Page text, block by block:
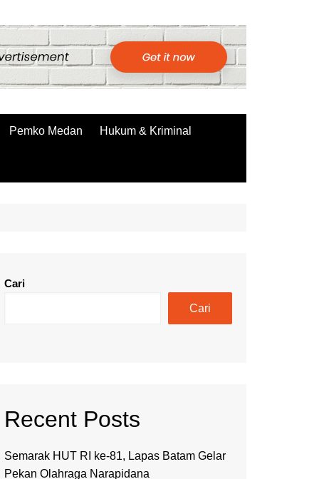
Pemko Medan Hukum & Kriminal
Cari
Cari
Recent Posts
Semarak HUT RI ke-81, Lapas Batam Gelar
Pekan Olahraga Narapidana